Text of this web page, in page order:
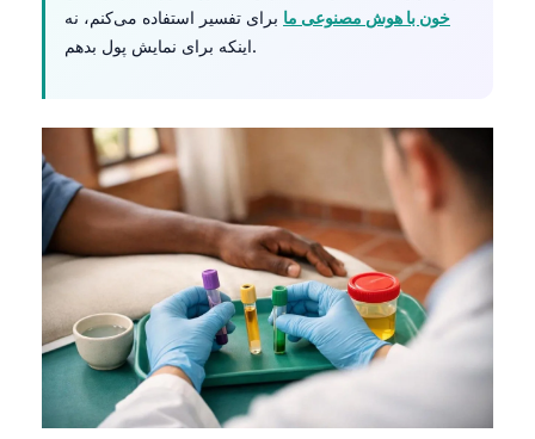
خون با هوش مصنوعی ما برای تفسیر استفاده می‌کنم، نه
اینکه برای نمایش پول بدهم.
Polski
한국어
Slovenščina
Magyar
Shqip
اردو
मराठी
தமிழ்
ગુજરાતી